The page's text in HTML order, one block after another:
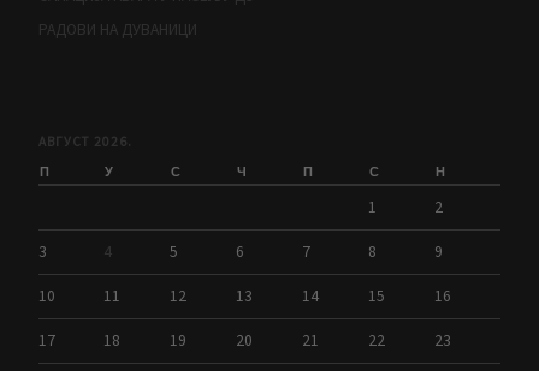
РАДОВИ НА ДУВАНИЦИ
АВГУСТ 2026.
П У С Ч П С Н
1 2
3 4 5 6 7 8 9
10 11 12 13 14 15 16
17 18 19 20 21 22 23